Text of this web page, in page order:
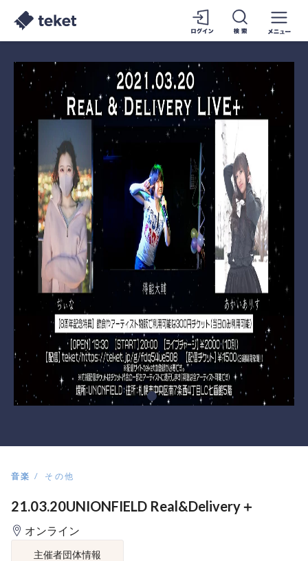
音楽 その他
21.03.20UNIONFIELD Real&Delivery＋
オンライン
主催者団体情報